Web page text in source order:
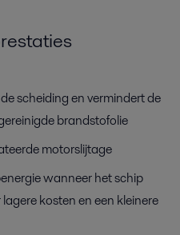
scheiding en vermindert de
brandstofolie
motorslijtage
wanneer het schip
kosten en een kleinere